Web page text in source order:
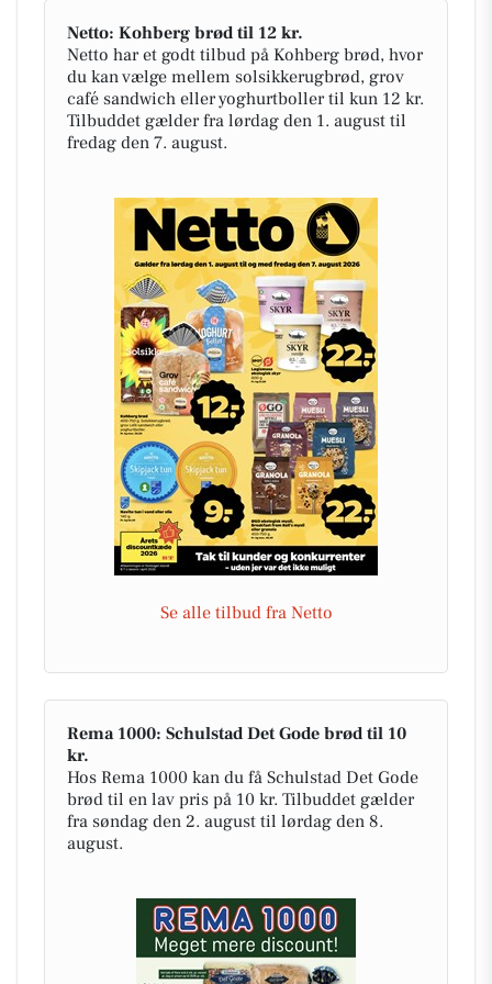
Netto: Kohberg brød til 12 kr.
Netto har et godt tilbud på Kohberg brød, hvor
du kan vælge mellem solsikkerugbrød, grov
café sandwich eller yoghurtboller til kun 12 kr.
Tilbuddet gælder fra lørdag den 1. august til
fredag den 7. august.
Se alle tilbud fra Netto
Rema 1000: Schulstad Det Gode brød til 10
kr.
Hos Rema 1000 kan du få Schulstad Det Gode
brød til en lav pris på 10 kr. Tilbuddet gælder
fra søndag den 2. august til lørdag den 8.
august.